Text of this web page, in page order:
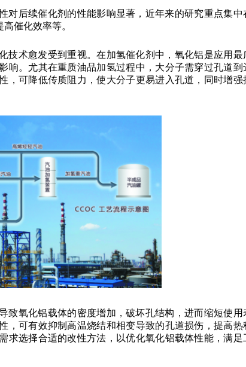
对后续催化剂的性能影响显著，近年来的研究重点集中
催化效率等。
技术愈发受到重视。在加氢催化剂中，氧化铝是应用最
响。尤其在重质油品加氢过程中，大分子需穿过孔道到
，可降低传质阻力，使大分子更易进入孔道，同时增强
致氧化铝载体的密度增加，破坏孔结构，进而缩短使用
，可有效抑制高温烧结和相变导致的孔道损伤，提高热
求选择合适的改性方法，以优化氧化铝载体性能，满足